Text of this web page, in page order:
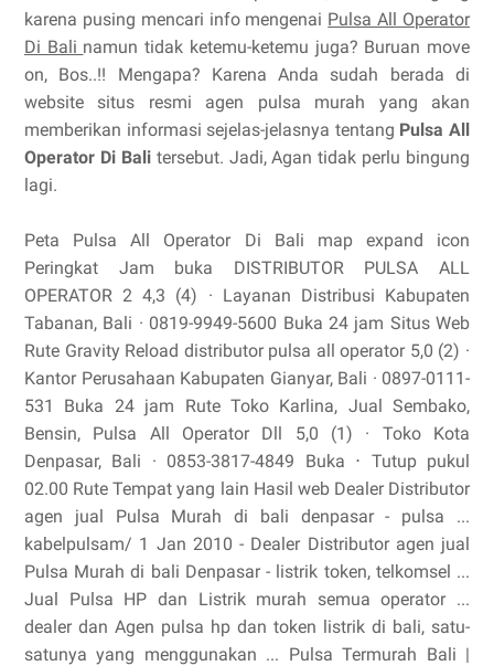
karena pusing mencari info mengenai Pulsa All Operator
Di Bali namun tidak ketemu-ketemu juga? Buruan move
on, Bos..!! Mengapa? Karena Anda sudah berada di
website situs resmi agen pulsa murah yang akan
memberikan informasi sejelas-jelasnya tentang Pulsa All
Operator Di Bali tersebut. Jadi, Agan tidak perlu bingung
lagi.
Peta Pulsa All Operator Di Bali map expand icon
Peringkat Jam buka DISTRIBUTOR PULSA ALL
OPERATOR 2 4,3 (4) · Layanan Distribusi Kabupaten
Tabanan, Bali · 0819-9949-5600 Buka 24 jam Situs Web
Rute Gravity Reload distributor pulsa all operator 5,0 (2) ·
Kantor Perusahaan Kabupaten Gianyar, Bali · 0897-0111-
531 Buka 24 jam Rute Toko Karlina, Jual Sembako,
Bensin, Pulsa All Operator Dll 5,0 (1) · Toko Kota
Denpasar, Bali · 0853-3817-4849 Buka ⋅ Tutup pukul
02.00 Rute Tempat yang lain Hasil web Dealer Distributor
agen jual Pulsa Murah di bali denpasar - pulsa ...
kabelpulsam/ 1 Jan 2010 - Dealer Distributor agen jual
Pulsa Murah di bali Denpasar - listrik token, telkomsel ...
Jual Pulsa HP dan Listrik murah semua operator ...
dealer dan Agen pulsa hp dan token listrik di bali, satu-
satunya yang menggunakan ... Pulsa Termurah Bali |